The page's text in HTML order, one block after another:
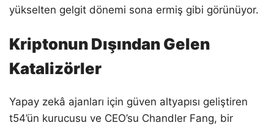
yükselten gelgit dönemi sona ermiş gibi görünüyor.
Kriptonun Dışından Gelen
Katalizörler
Yapay zekâ ajanları için güven altyapısı geliştiren
t54’ün kurucusu ve CEO’su Chandler Fang, bir